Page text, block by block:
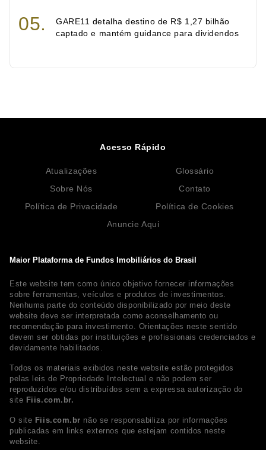
GARE11 detalha destino de R$ 1,27 bilhão
captado e mantém guidance para dividendos
Maior Plataforma de Fundos Imobiliários do Brasil
Este website tem como único objetivo fornecer informações
sobre ferramentas, veículos e produtos de investimentos.
Nenhuma parte do conteúdo disponibilizado por meio deste
website deve ser interpretada como aconselhamento ou
recomendação para investimento. Orientações neste sentido
devem ser obtidas por instituições e profissionais credenciados e
devidamente habilitados.
Todos os materiais exibidos neste website estão protegidos
pelas leis de Propriedade Intelectual e não podem ser
reproduzidos e/ou distribuídos sem a expressa autorização do
site Fiis.com.br.
O site Fiis.com.br não se responsabiliza por informações
publicadas em links externos que estejam contidos neste
website.
Acesso Rápido
Atualizações
Glossário
Sobre Nós
Contato
Política de Privacidade
Política de Cookies
Anuncie Aqui